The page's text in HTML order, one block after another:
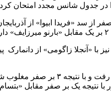
در جدول شانس مجدد امتحان
خود نیز با «آنجلا زاگومی»
علیپور در گام پنجم به مصاف
نتیجه یک بر صفر مقابل